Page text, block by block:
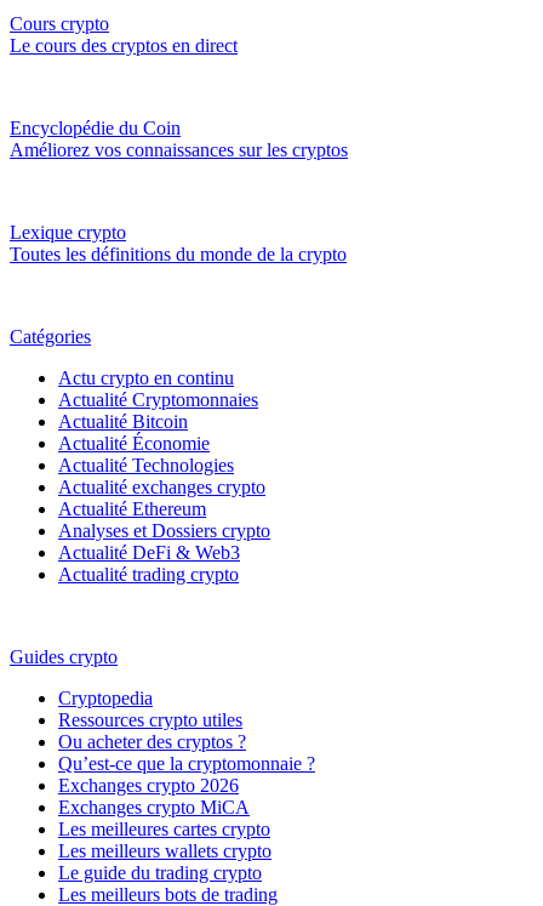
Cours crypto
Le cours des cryptos en direct
Encyclopédie du Coin
Améliorez vos connaissances sur les cryptos
Lexique crypto
Toutes les définitions du monde de la crypto
Catégories
Actu crypto en continu
Actualité Cryptomonnaies
Actualité Bitcoin
Actualité Économie
Actualité Technologies
Actualité exchanges crypto
Actualité Ethereum
Analyses et Dossiers crypto
Actualité DeFi & Web3
Actualité trading crypto
Guides crypto
Cryptopedia
Ressources crypto utiles
Ou acheter des cryptos ?
Qu’est-ce que la cryptomonnaie ?
Exchanges crypto 2026
Exchanges crypto MiCA
Les meilleures cartes crypto
Les meilleurs wallets crypto
Le guide du trading crypto
Les meilleurs bots de trading